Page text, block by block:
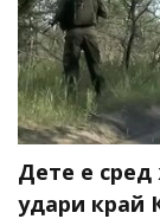
Дете е
удари край